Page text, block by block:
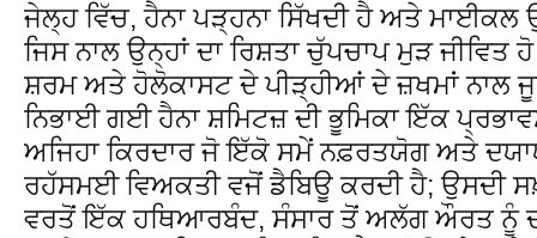
ਜੇਲ੍ਹ ਵਿੱਚ, ਹੈਨਾ ਪੜ੍ਹਨਾ ਸਿੱਖਦੀ ਹੈ ਅਤੇ
ਜਿਸ ਨਾਲ ਉਨ੍ਹਾਂ ਦਾ ਰਿਸ਼ਤਾ ਚੁੱਪਚਾਪ ਮੁੜ ਜੀਵਿਤ
ਸ਼ਰਮ ਅਤੇ ਹੋਲੋਕਾਸਟ ਦੇ ਪੀੜ੍ਹੀਆਂ ਦੇ ਜ਼ਖਮਾਂ ਨਾਲ
ਨਿਭਾਈ ਗਈ ਹੈਨਾ ਸ਼ਮਿਟਜ਼ ਦੀ ਭੂਮਿਕਾ ਇੱਕ
ਅਜਿਹਾ ਕਿਰਦਾਰ ਜੋ ਇੱਕੋ ਸਮੇਂ ਨਫ਼ਰਤਯੋਗ ਅਤੇ
ਰਹੱਸਮਈ ਵਿਅਕਤੀ ਵਜੋਂ ਡੈਬਿਊ ਕਰਦੀ ਹੈ; ਉਸਦੀ
ਵਰਤੋਂ ਇੱਕ ਹਥਿਆਰਬੰਦ, ਸੰਸਾਰ ਤੋਂ ਅਲੱਗ ਔਰਤ ਨੂੰ